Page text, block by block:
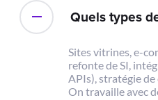
Sites vitrines, e-
refonte de SI,
On travaille avec
structures plus
ponctuels ou en